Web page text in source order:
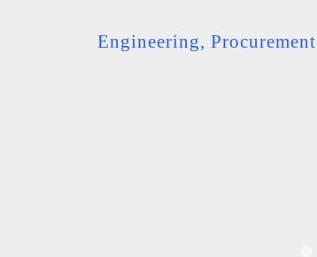
Engineering,